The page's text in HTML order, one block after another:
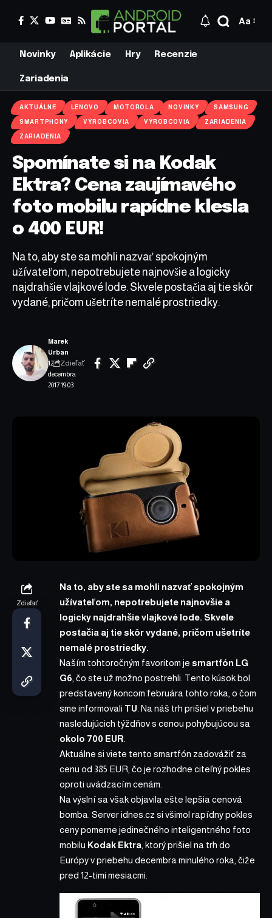
Aa
Novinky Aplikácie Hry Recenzie
Zariadenia
AKTUÁLNE LENOVO MOTOROLA NOVINKY SAMSUNG
SMARTPHONY VÝROBCOVIA VÝROBCOVIA ZARIADENIA
ZARIADENIA
Spomínate si na Kodak
Ektra? Cena zaujímavého
foto mobilu rapídne klesla
o 400 EUR!
Na to, aby ste sa mohli nazvať spokojným
užívateľom, nepotrebujete najnovšie a logicky
najdrahšie vlajkové lode. Skvele postačia aj tie skôr
vydané, pričom ušetríte nemalé prostriedky.
12.
decembra
2017 19:03
Marek
Urban
Zdieľať
Zdieľať
Na to, aby ste sa mohli nazvať spokojným
užívateľom, nepotrebujete najnovšie a
logicky najdrahšie vlajkové lode. Skvele
postačia aj tie skôr vydané, pričom ušetríte
nemalé prostriedky.
Naším tohtoročným favoritom je smartfón LG
G6 , čo ste už možno postrehli. Tento kúsok bol
predstavený koncom februára tohto roka, o čom
sme informovali TU . Na náš trh prišiel v priebehu
nasledujúcich týždňov s cenou pohybujúcou sa
okolo 700 EUR
Aktuálne si viete tento smartfón zadovážiť za
cenu od 385 EUR , čo je rozhodne citeľný pokles
oproti uvádzacím cenám.
Na výslní sa však objavila ešte lepšia cenová
bomba. Server idnes.cz si všimol rapídny pokles
ceny pomerne jedinečného inteligentného foto
mobilu Kodak Ektra , ktorý prišiel na trh do
Európy v priebehu decembra minulého roka, čiže
pred 12-timi mesiacmi.